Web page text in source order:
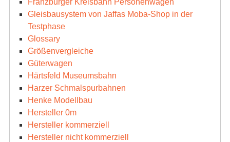
Gleisbausystem von Jaffas Moba-Shop in der
Testphase
Glossary
Größenvergleiche
Güterwagen
Härtsfeld Museumsbahn
Harzer Schmalspurbahnen
Henke Modellbau
Hersteller 0m
Hersteller kommerziell
Hersteller nicht kommerziell